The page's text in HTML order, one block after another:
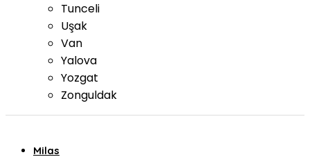
Tunceli
Uşak
Van
Yalova
Yozgat
Zonguldak
Milas